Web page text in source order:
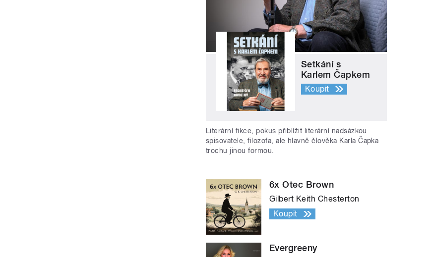
Setkání s
Karlem Čapkem
Koupit
Literární fikce, pokus přiblížit literární nadsázkou
spisovatele, filozofa, ale hlavně člověka Karla Čapka
trochu jinou formou.
6x Otec Brown
Gilbert Keith Chesterton
Koupit
Evergreeny